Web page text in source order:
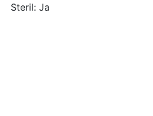
Steril: Ja